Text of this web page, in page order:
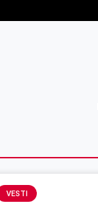
VESTI